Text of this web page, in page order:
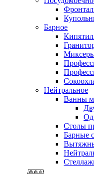
Барное
Нейтральное
Ванны
Столы
Барные